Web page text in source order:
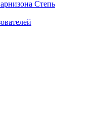
Степь